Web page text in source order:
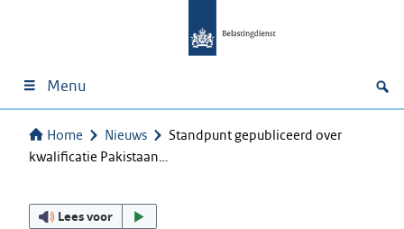
Menu
Home Nieuws
Standpunt gepubliceerd over
kwalificatie Pakistaan…
Lees voor